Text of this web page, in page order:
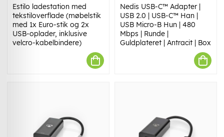
Estilo ladestation med
tekstiloverflade (møbelstik
med 1x Euro-stik og 2x
USB-oplader, inklusive
velcro-kabelbindere)
Nedis USB-C™ Adapter |
USB 2.0 | USB-C™ Han |
USB Micro-B Hun | 480
Mbps | Runde |
Guldplateret | Antracit | Box